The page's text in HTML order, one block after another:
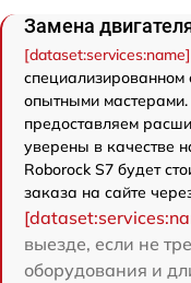
Замена
специализированном
опытными
предоставляем
уверены в качестве
Roborock S7 будет
заказа на сайте
выезде, если не
оборудования и